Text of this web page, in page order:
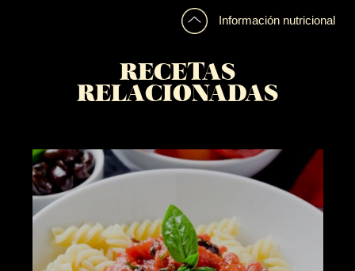
Información nutricional
RECETAS
RELACIONADAS